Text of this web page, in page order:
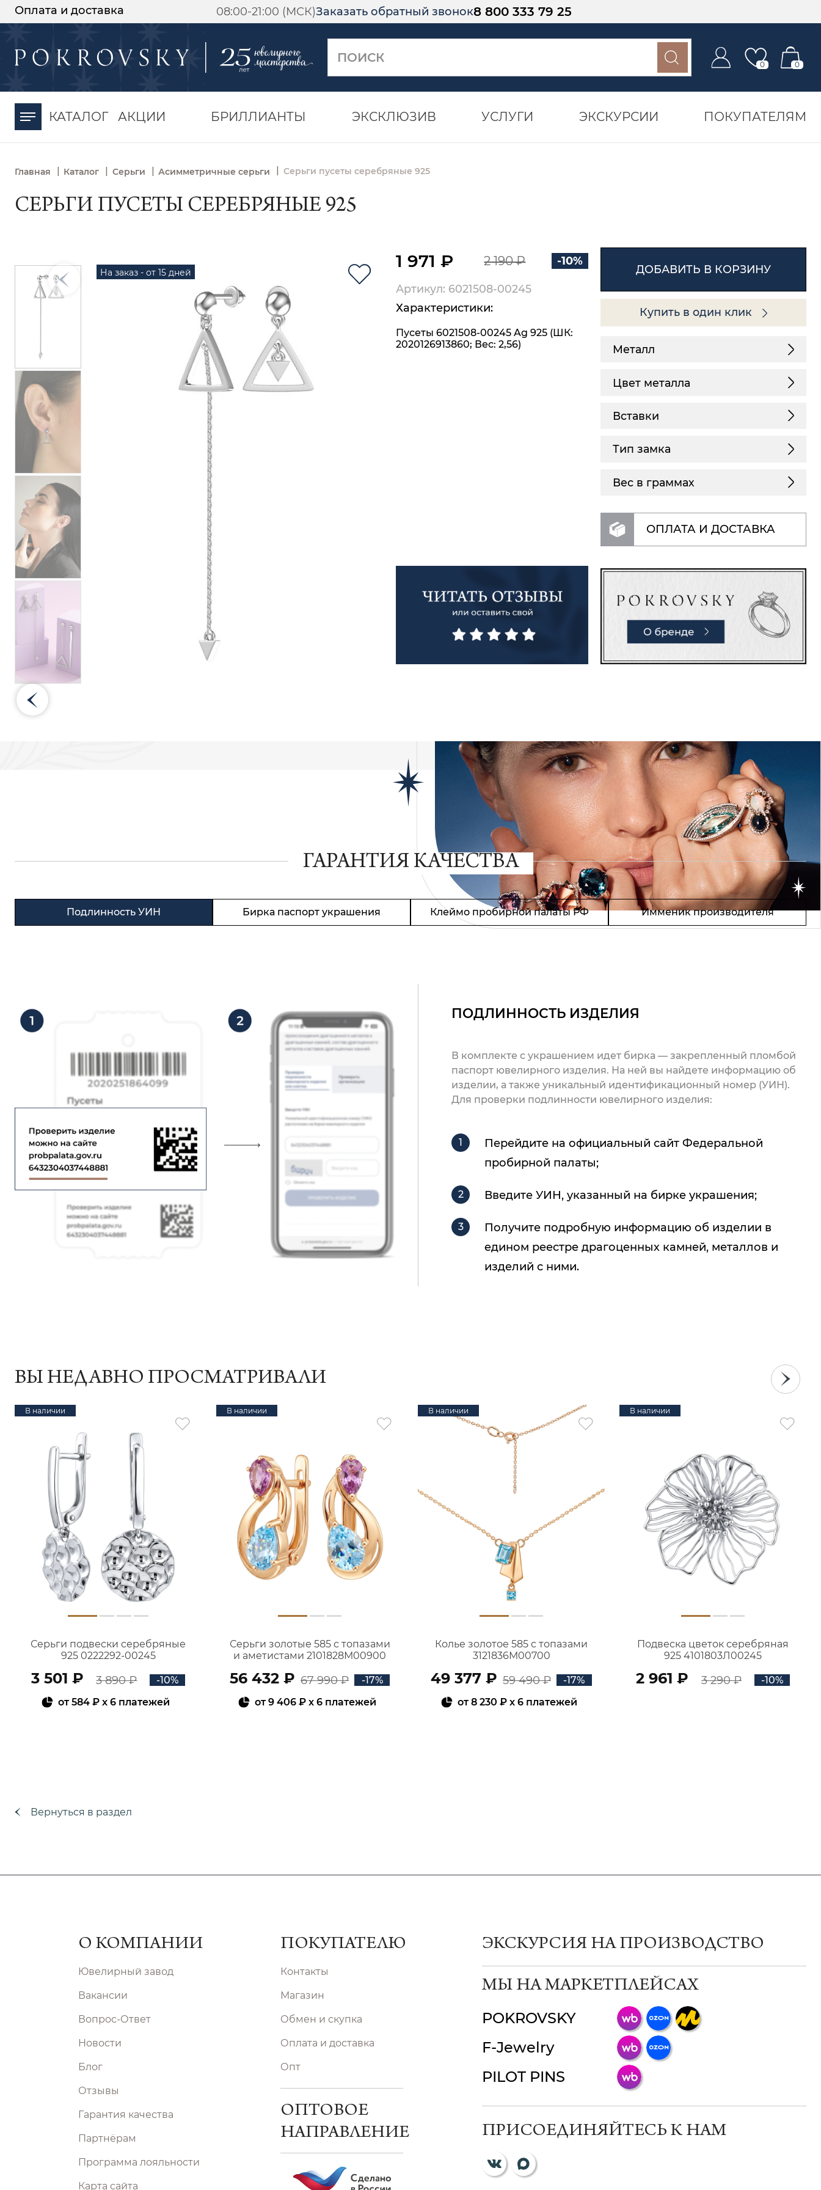
Оплата и доставка 08:00-21:00 (МСК)Заказать обратный звонок8 800 333 79 25
0 0
КАТАЛОГ АКЦИИ БРИЛЛИАНТЫ ЭКСКЛЮЗИВ УСЛУГИ ЭКСКУРСИИ ПОКУПАТЕЛЯМ
Главная | Каталог | Серьги | Асимметричные серьги Серьги пусеты серебряные 925
СЕРЬГИ ПУСЕТЫ СЕРЕБРЯНЫЕ 925
На заказ - от 15 дней
1 971 ₽ 2 190 ₽ -10%
Артикул: 6021508-00245
Характеристики:
Пусеты 6021508-00245 Ag 925 (ШК:
2020126913860; Вес: 2,56)
ДОБАВИТЬ В КОРЗИНУ
Купить в один клик
Металл
Цвет металла
Вставки
Тип замка
Вес в граммах
ОПЛАТА И ДОСТАВКА
ГАРАНТИЯ КАЧЕСТВА
Подлинность УИН Бирка паспорт украшения Клеймо пробирной палаты РФ Имменик производителя
ПОДЛИННОСТЬ ИЗДЕЛИЯ
В комплекте с украшением идет бирка — закрепленный пломбой
паспорт ювелирного изделия. На ней вы найдете информацию об
изделии, а также уникальный идентификационный номер (УИН).
Для проверки подлинности ювелирного изделия:
Перейдите на официальный сайт Федеральной
пробирной палаты;
Введите УИН, указанный на бирке украшения;
Получите подробную информацию об изделии в
едином реестре драгоценных камней, металлов и
изделий с ними.
ВЫ НЕДАВНО ПРОСМАТРИВАЛИ
В наличии
Серьги подвески серебряные
925 0222292-00245
3 501 ₽ 3 890 ₽
-10%
от584 ₽ x 6 платежей
В наличии
Серьги золотые 585 с топазами
и аметистами 2101828М00900
56 432 ₽ 67 990 ₽
-17%
от9 406 ₽ x 6 платежей
В наличии
Колье золотое 585 с топазами
3121836М00700
49 377 ₽ 59 490 ₽
-17%
от8 230 ₽x 6 платежей
В наличии
Подвеска цветок серебряная
925 4101803Л00245
2 961 ₽ 3 290 ₽ -10%
Вернуться в раздел
О КОМПАНИИ
Ювелирный завод
Вакансии
Вопрос-Ответ
Новости
Блог
Отзывы
Гарантия качества
Партнёрам
Программа лояльности
Карта сайта
ПОКУПАТЕЛЮ
Контакты
Магазин
Обмен и скупка
Оплата и доставка
Опт
ОПТОВОЕ
НАПРАВЛЕНИЕ
ЭКСКУРСИЯ НА ПРОИЗВОДСТВО
МЫ НА МАРКЕТПЛЕЙСАХ
POKROVSKY
F-Jewelry
PILOT PINS
ПРИСОЕДИНЯЙТЕСЬ К НАМ
-30%
момента оплаты
ChatApp
мессенджер!